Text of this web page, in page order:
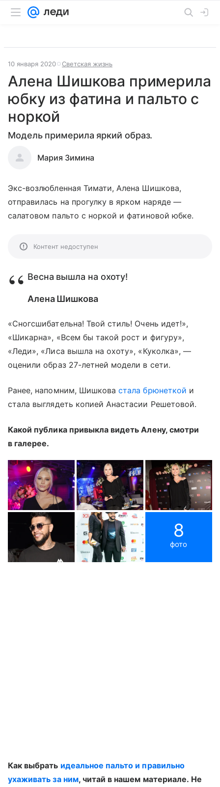
10 января 2020 Светская жизнь
Алена Шишкова примерила
юбку из фатина и пальто с
норкой
Модель примерила яркий образ.
Мария Зимина
Экс-возлюбленная Тимати, Алена Шишкова,
отправилась на прогулку в ярком наряде —
салатовом пальто с норкой и фатиновой юбке.
Контент недоступен
Весна вышла на охоту!
Алена Шишкова
«Сногсшибательна! Твой стиль! Очень идет!»,
«Шикарна», «Всем бы такой рост и фигуру»,
«Леди», «Лиса вышла на охоту», «Куколка», —
оценили образ 27-летней модели в сети.
Ранее, напомним, Шишковастала брюнеткой и
стала выглядеть копией Анастасии Решетовой.
Какой публика привыкла видеть Алену, смотри
в галерее.
8
фото
Как выбрать идеальное пальто и правильно
ухаживать за ним, читай в нашем материале. Не